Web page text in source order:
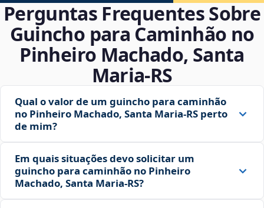
Perguntas Frequentes Sobre
Guincho para Caminhão no
Pinheiro Machado, Santa
Maria‑RS
Qual o valor de um guincho para caminhão
no Pinheiro Machado, Santa Maria‑RS perto
de mim?
Em quais situações devo solicitar um
guincho para caminhão no Pinheiro
Machado, Santa Maria‑RS?